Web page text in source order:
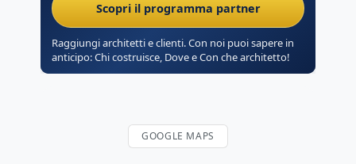
Scopri il programma partner
Raggiungi architetti e clienti. Con noi puoi sapere in
anticipo: Chi costruisce, Dove e Con che architetto!
GOOGLE MAPS